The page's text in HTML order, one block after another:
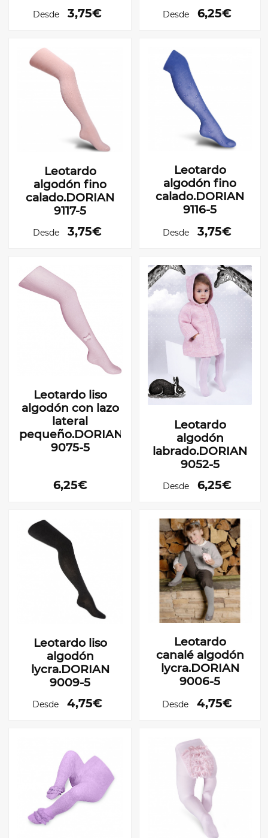
Desde 3,75€ Desde 6,25€
Leotardo
algodón fino
calado.DORIAN
9117-5
Desde 3,75€
Leotardo
algodón fino
calado.DORIAN
9116-5
Desde 3,75€
Leotardo liso
algodón con lazo
lateral
pequeño.DORIAN
9075-5
6,25€
Leotardo
algodón
labrado.DORIAN
9052-5
Desde 6,25€
Leotardo liso
algodón
lycra.DORIAN
9009-5
Desde 4,75€
Leotardo
canalé algodón
lycra.DORIAN
9006-5
Desde 4,75€